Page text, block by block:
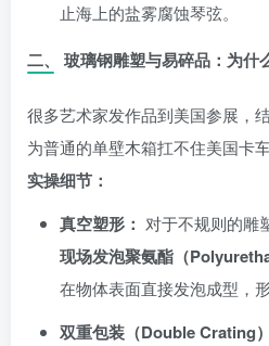
止海上的盐雾腐蚀琴弦。
二、 玻璃钢雕塑与易碎品：为什
很多艺术家发作品到美国参展，
为普通的单壁木箱扛不住美国卡
实操细节：
真空塑形： 对于不规则的雕
现场发泡聚氨酯（
在物体表面直接发泡成型，
双重包装（Double Crating